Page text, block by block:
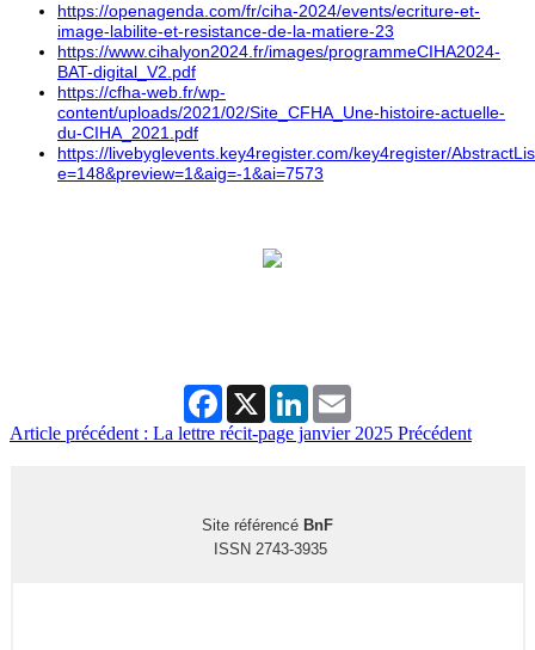
https://openagenda.com/fr/ciha-2024/events/ecriture-et-
image-labilite-et-resistance-de-la-matiere-23
https://www.cihalyon2024.fr/images/programmeCIHA2024-
BAT-digital_V2.pdf
https://cfha-web.fr/wp-
content/uploads/2021/02/Site_CFHA_Une-histoire-actuelle-
du-CIHA_2021.pdf
https://livebyglevents.key4register.com/key4register/
e=148&preview=1&aig=-1&ai=7573
Facebook
X LinkedIn
Article précédent : La lettre récit-page janvier 2025 Précédent
Site référencé BnF
ISSN 2743-3935